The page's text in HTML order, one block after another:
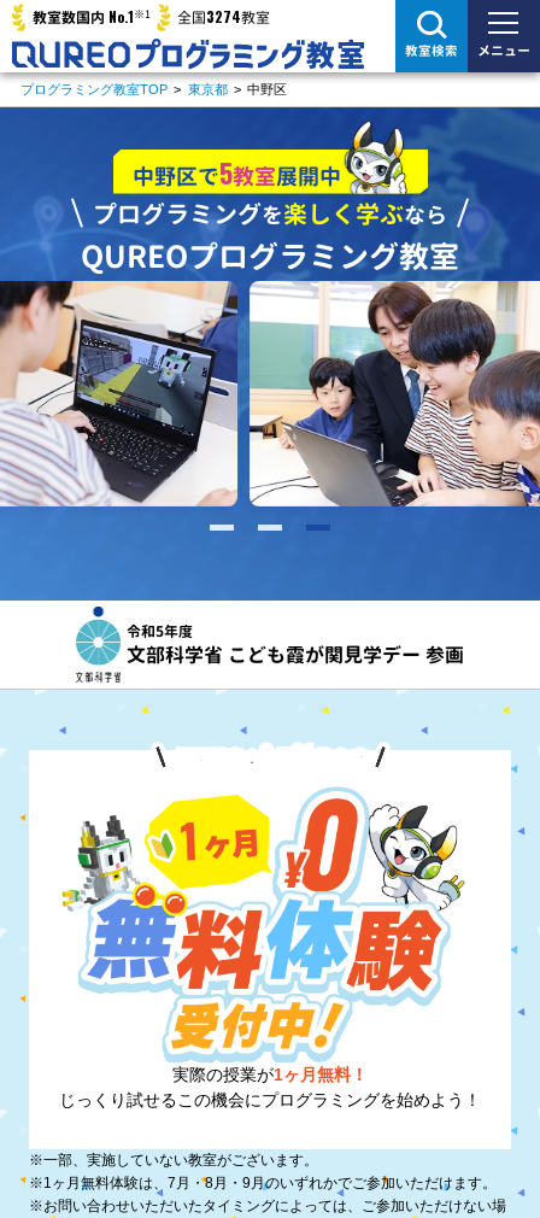
教室数国内 No.1※1 全国3274教室
教室検索 メニュー
プログラミング教室TOP > 東京都 > 中野区
中野区で5教室展開中
プログラミングを楽しく学ぶなら
QUREOプログラミング教室
令和5年度
文部科学省 こども霞が関見学デー 参画
期間限定！8月 31 まで
実際の授業が1ヶ月無料！
じっくり試せるこの機会にプログラミングを始めよう！
※一部、実施していない教室がございます。
※1ヶ月無料体験は、7月・8月・9月のいずれかでご参加いただけます。
※お問い合わせいただいたタイミングによっては、ご参加いただけない場